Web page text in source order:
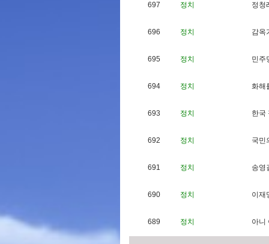
697 정치 정청
696 정치 감옥
695 정치 민주
694 정치 화해
693 정치 한국
692 정치 국민
691 정치 송영
690 정치 이 재
689 정치 아니